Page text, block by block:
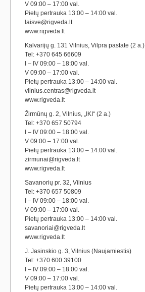
V 09:00 – 17:00 val.
Pietų pertrauka 13:00 – 14:00 val.
laisve@rigveda.lt
www.rigveda.lt
Kalvarijų g. 131 Vilnius, Vilpra pastate (2 a.)
Tel: +370 645 66609
I – IV 09:00 – 18:00 val.
V 09:00 – 17:00 val.
Pietų pertrauka 13:00 – 14:00 val.
vilnius.centras@rigveda.lt
www.rigveda.lt
Žirmūnų g. 2, Vilnius, „IKI“ (2 a.)
Tel: +370 657 50794
I – IV 09:00 – 18:00 val.
V 09:00 – 17:00 val.
Pietų pertrauka 13:00 – 14:00 val.
zirmunai@rigveda.lt
www.rigveda.lt
Savanorių pr. 32, Vilnius
Tel: +370 657 50809
I – IV 09:00 – 18:00 val.
V 09:00 – 17:00 val.
Pietų pertrauka 13:00 – 14:00 val.
savanoriai@rigveda.lt
www.rigveda.lt
J. Jasinskio g. 3, Vilnius (Naujamiestis)
Tel: +370 600 39100
I – IV 09:00 – 18:00 val.
V 09:00 – 17:00 val.
Pietų pertrauka 13:00 – 14:00 val.